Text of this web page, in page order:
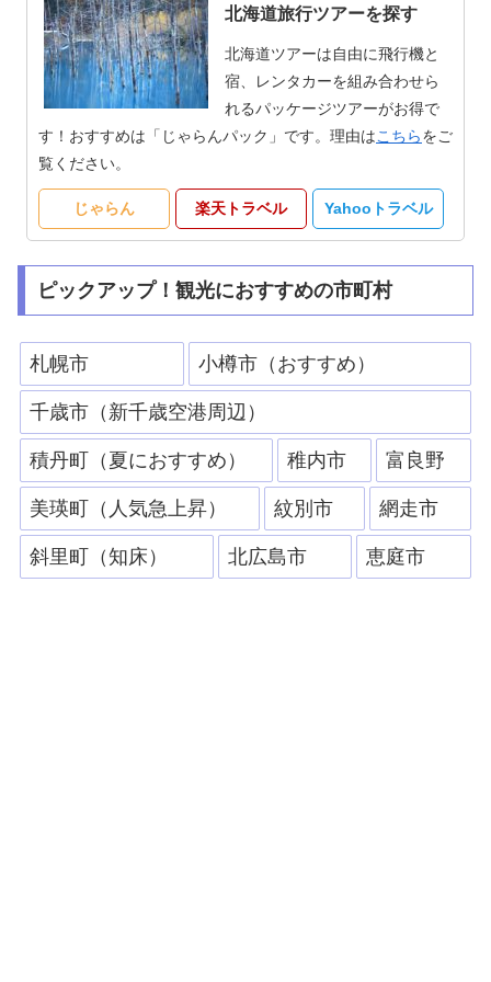
北海道旅行ツアーを探す
北海道ツアーは自由に飛行機と
宿、レンタカーを組み合わせら
れるパッケージツアーがお得で
す！おすすめは「じゃらんパック」です。理由はこちらをご
覧ください。
じゃらん 楽天トラベル Yahooトラベル
ピックアップ！観光におすすめの市町村
札幌市 小樽市（おすすめ）
千歳市（新千歳空港周辺）
積丹町（夏におすすめ） 稚内市 富良野
美瑛町（人気急上昇） 紋別市 網走市
斜里町（知床） 北広島市 恵庭市